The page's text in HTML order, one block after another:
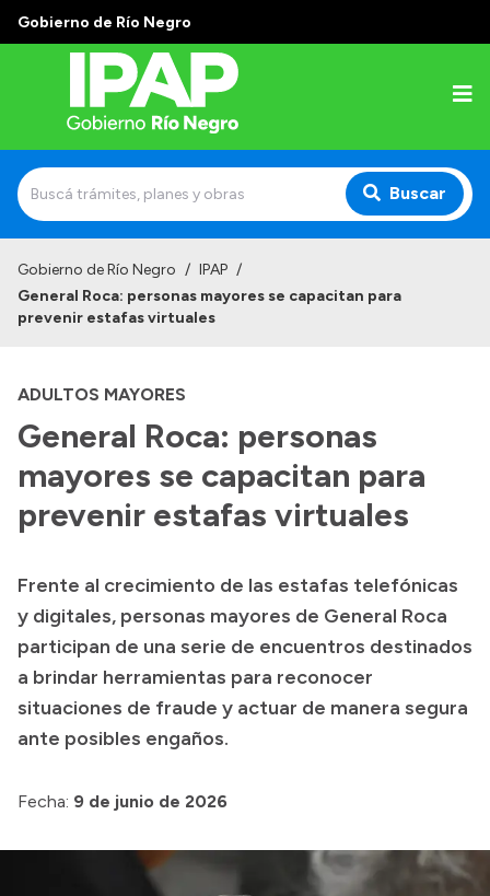
Gobierno de Río Negro
Buscar
Institucional
Autoridades
Alumnos
Docentes y Capacitadores
Delegaciones
Accesos directos
SIU GUARANÍ
SECUNDARIO
TECNICATURAS
Gobierno de Río Negro / IPAP /
General Roca: personas mayores se capacitan para
prevenir estafas virtuales
ADULTOS MAYORES
General Roca: personas
mayores se capacitan para
prevenir estafas virtuales
Frente al crecimiento de las estafas telefónicas
y digitales, personas mayores de General Roca
participan de una serie de encuentros destinados
a brindar herramientas para reconocer
situaciones de fraude y actuar de manera segura
ante posibles engaños.
Fecha: 9 de junio de 2026